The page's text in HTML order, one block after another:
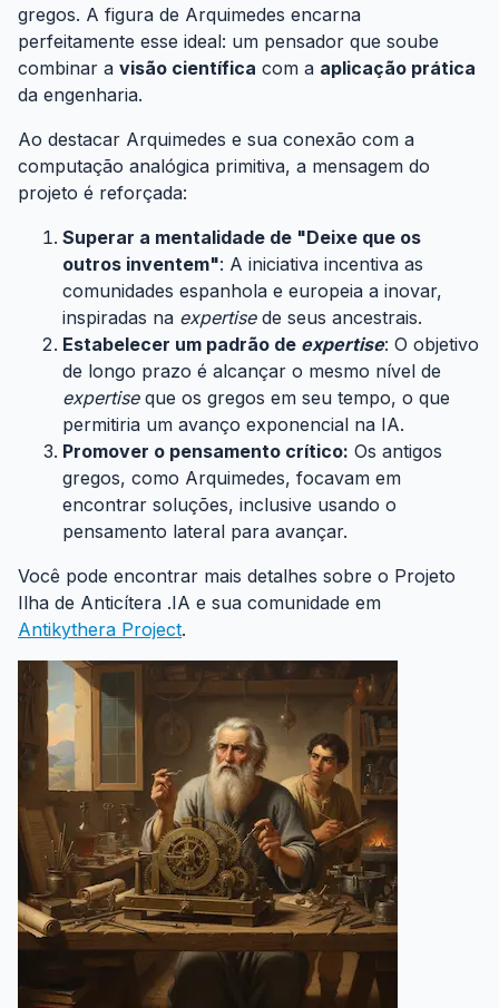
gregos. A figura de Arquimedes encarna
perfeitamente esse ideal: um pensador que soube
combinar a visão científica com a aplicação prática
da engenharia.
Ao destacar Arquimedes e sua conexão com a
computação analógica primitiva, a mensagem do
projeto é reforçada:
Superar a mentalidade de "Deixe que os
outros inventem": A iniciativa incentiva as
comunidades espanhola e europeia a inovar,
inspiradas na expertisede seus ancestrais.
Estabelecer um padrão de expertise: O objetivo
de longo prazo é alcançar o mesmo nível de
expertiseque os gregos em seu tempo, o que
permitiria um avanço exponencial na IA.
Promover o pensamento crítico: Os antigos
gregos, como Arquimedes, focavam em
encontrar soluções, inclusive usando o
pensamento lateral para avançar.
Você pode encontrar mais detalhes sobre o Projeto
Ilha de Anticítera .IA e sua comunidade em
Antikythera Project.